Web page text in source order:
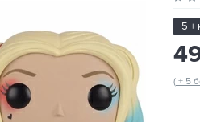
5 +
( + 5